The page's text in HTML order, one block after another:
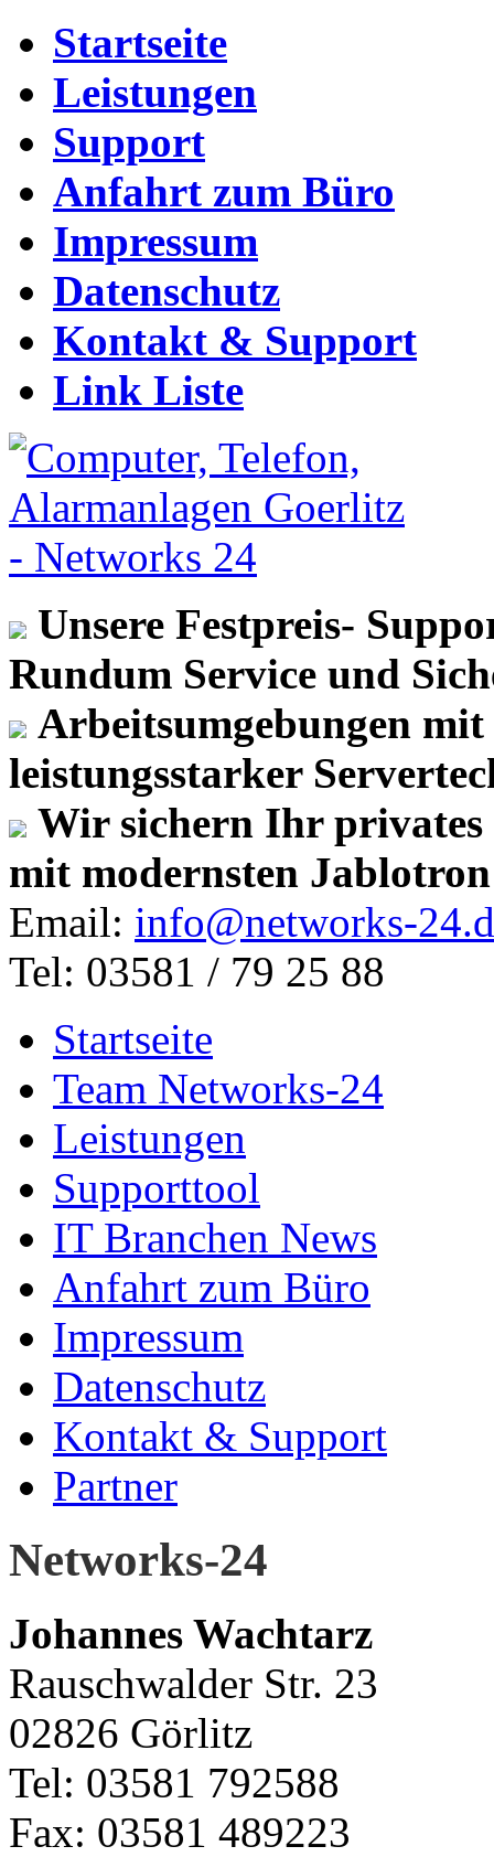
Startseite
Leistungen
Support
Anfahrt zum Büro
Impressum
Datenschutz
Kontakt & Support
Link Liste
Unsere Festpreis-
Rundum Service und
Arbeitsumgebungen
leistungsstarker
Wir sichern Ihr privates
mit modernsten
Email: info@networks-
Tel: 03581 / 79 25 88
Startseite
Team Networks-24
Leistungen
Supporttool
IT Branchen News
Anfahrt zum Büro
Impressum
Datenschutz
Kontakt & Support
Partner
Networks-24
Johannes Wachtarz
Rauschwalder Str. 23
02826 Görlitz
Tel: 03581 792588
Fax: 03581 489223